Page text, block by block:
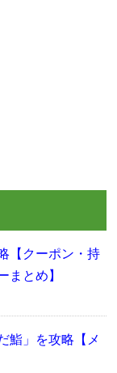
【クーポン・持
まとめ】
鮨」を攻略【メ